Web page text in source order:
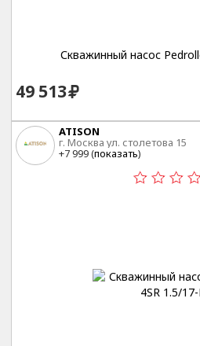
Скважинный насос
49 513
ATISON
г. Москва ул. столетова 15
+7 999 (показать)